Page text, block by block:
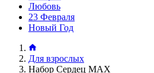
Любовь
23 Февраля
Новый Год
Для взрослых
Набор Сердец MAX